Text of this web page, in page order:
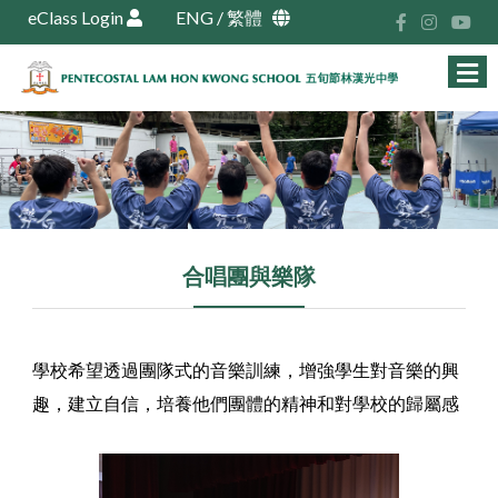
eClass Login ENG /繁體
合唱團與樂隊
學校希望透過團隊式的音樂訓練，增強學生對音樂的興
趣，建立自信，培養他們團體的精神和對學校的歸屬感